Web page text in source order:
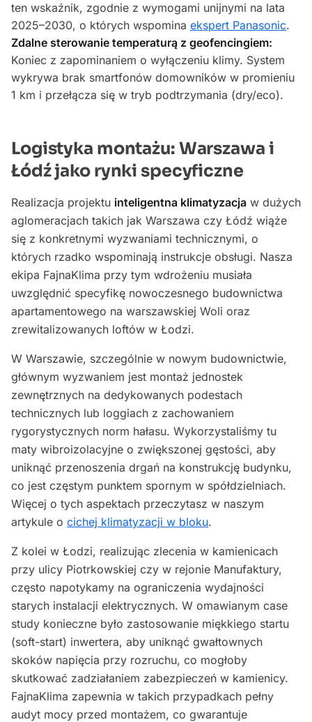
ten wskaźnik, zgodnie z wymogami unijnymi na lata
2025–2030, o których wspomina ekspert Panasonic.
Zdalne sterowanie temperaturą z geofencingiem:
Koniec z zapominaniem o wyłączeniu klimy. System
wykrywa brak smartfonów domowników w promieniu
1 km i przełącza się w tryb podtrzymania (dry/eco).
Logistyka montażu: Warszawa i
Łódź jako rynki specyficzne
Realizacja projektu inteligentna klimatyzacja w dużych
aglomeracjach takich jak Warszawa czy Łódź wiąże
się z konkretnymi wyzwaniami technicznymi, o
których rzadko wspominają instrukcje obsługi. Nasza
ekipa FajnaKlima przy tym wdrożeniu musiała
uwzględnić specyfikę nowoczesnego budownictwa
apartamentowego na warszawskiej Woli oraz
zrewitalizowanych loftów w Łodzi.
W Warszawie, szczególnie w nowym budownictwie,
głównym wyzwaniem jest montaż jednostek
zewnętrznych na dedykowanych podestach
technicznych lub loggiach z zachowaniem
rygorystycznych norm hałasu. Wykorzystaliśmy tu
maty wibroizolacyjne o zwiększonej gęstości, aby
uniknąć przenoszenia drgań na konstrukcję budynku,
co jest częstym punktem spornym w spółdzielniach.
Więcej o tych aspektach przeczytasz w naszym
artykule o cichej klimatyzacji w bloku.
Z kolei w Łodzi, realizując zlecenia w kamienicach
przy ulicy Piotrkowskiej czy w rejonie Manufaktury,
często napotykamy na ograniczenia wydajności
starych instalacji elektrycznych. W omawianym case
study konieczne było zastosowanie miękkiego startu
(soft-start) inwertera, aby uniknąć gwałtownych
skoków napięcia przy rozruchu, co mogłoby
skutkować zadziałaniem zabezpieczeń w kamienicy.
FajnaKlima zapewnia w takich przypadkach pełny
audyt mocy przed montażem, co gwarantuje